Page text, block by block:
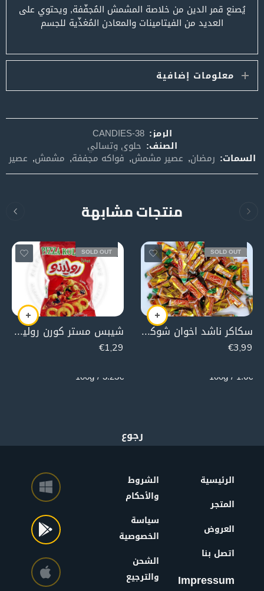
يُصنع قمر الدين من خلاصة المشمش المُجفّفة, ويحتوي على
العديد من الفيتامينات والمعادن المُغذّية للجسم
معلومات إضافية
الرمز: CANDIES-38
الصنف: حلوى وتسالي
السمات: رمضان, عصير مشمش, فواكه مجففة, مشمش, عصير
منتجات مشابهة
SOLD OUT
سكاكر ناشد اخوان شوكولا جوز الهند
€3,99
1.6€ / 100g
SOLD OUT
شيبس مستر كورن رولينو (بيتزا)
€1,29
3.23€ / 100g
الرئيسية
المتجر
العروض
اتصل بنا
Impressum
الشروط
والأحكام
سياسة
الخصوصية
الشحن
والترجيع